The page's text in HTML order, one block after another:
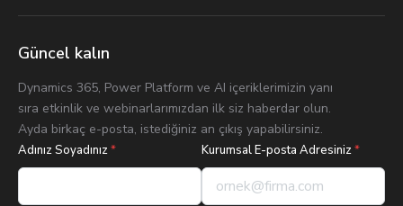
Güncel kalın
Dynamics 365, Power Platform ve AI içeriklerimizin yanı
sıra etkinlik ve webinarlarımızdan ilk siz haberdar olun.
Ayda birkaç e-posta, istediğiniz an çıkış yapabilirsiniz.
Adınız Soyadınız* Kurumsal E-posta Adresiniz*